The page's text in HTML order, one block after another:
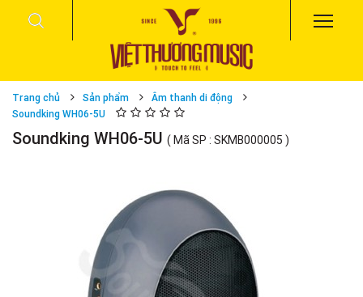
Trang chủ Sản phẩm
Âm thanh di động
Soundking WH06-5U
Soundking WH06-5U ( Mã SP : SKMB000005 )